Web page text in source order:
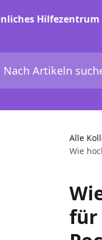
Hilfezentrum
suchen …
Alle
Wie
für